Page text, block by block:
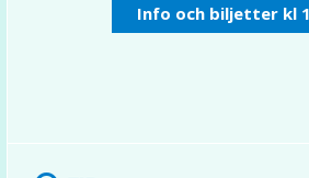
Info och biljetter kl